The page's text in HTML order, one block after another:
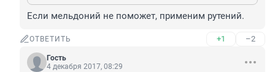
Если мельдоний не поможет, применим рутений.
ОТВЕТИТЬ +1 –2
Гость
4 декабря 2017, 08:29